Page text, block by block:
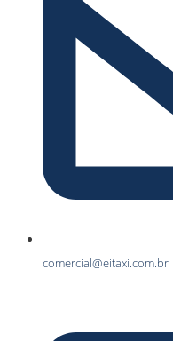
comercial@eitaxi.com.br